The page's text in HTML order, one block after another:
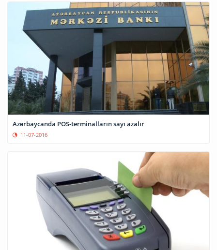
Azərbaycanda POS-terminalların sayı azalır
11-07-2016